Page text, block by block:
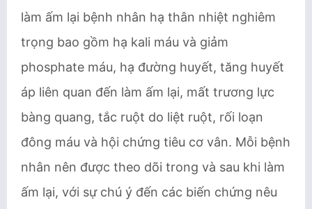
làm ấm lại bệnh nhân hạ thân nhiệt nghiêm
trọng bao gồm hạ kali máu và giảm
phosphate máu, hạ đường huyết, tăng huyết
áp liên quan đến làm ấm lại, mất trương lực
bàng quang, tắc ruột do liệt ruột, rối loạn
đông máu và hội chứng tiêu cơ vân. Mỗi bệnh
nhân nên được theo dõi trong và sau khi làm
ấm lại, với sự chú ý đến các biến chứng nêu